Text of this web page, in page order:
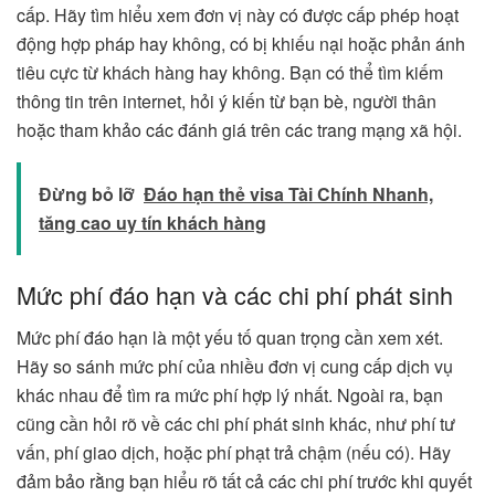
cấp. Hãy tìm hiểu xem đơn vị này có được cấp phép hoạt
động hợp pháp hay không, có bị khiếu nại hoặc phản ánh
tiêu cực từ khách hàng hay không. Bạn có thể tìm kiếm
thông tin trên internet, hỏi ý kiến từ bạn bè, người thân
hoặc tham khảo các đánh giá trên các trang mạng xã hội.
Đừng bỏ lỡ Đáo hạn thẻ visa Tài Chính Nhanh,
tăng cao uy tín khách hàng
Mức phí đáo hạn và các chi phí phát sinh
Mức phí đáo hạn là một yếu tố quan trọng cần xem xét.
Hãy so sánh mức phí của nhiều đơn vị cung cấp dịch vụ
khác nhau để tìm ra mức phí hợp lý nhất. Ngoài ra, bạn
cũng cần hỏi rõ về các chi phí phát sinh khác, như phí tư
vấn, phí giao dịch, hoặc phí phạt trả chậm (nếu có). Hãy
đảm bảo rằng bạn hiểu rõ tất cả các chi phí trước khi quyết